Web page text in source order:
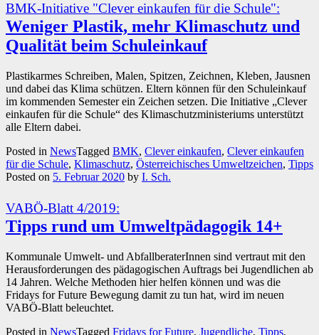
BMK-Initiative "Clever einkaufen für die Schule":
Weniger Plastik, mehr Klimaschutz und
Qualität beim Schuleinkauf
Plastikarmes Schreiben, Malen, Spitzen, Zeichnen, Kleben, Jausnen
und dabei das Klima schützen. Eltern können für den Schuleinkauf
im kommenden Semester ein Zeichen setzen. Die Initiative „Clever
einkaufen für die Schule“ des Klimaschutzministeriums unterstützt
alle Eltern dabei.
Posted in NewsTagged BMK, Clever einkaufen, Clever einkaufen
für die Schule, Klimaschutz, Österreichisches Umweltzeichen, Tipps
Posted on 5. Februar 2020 by I. Sch.
VABÖ-Blatt 4/2019:
Tipps rund um Umweltpädagogik 14+
Kommunale Umwelt- und AbfallberaterInnen sind vertraut mit den
Herausforderungen des pädagogischen Auftrags bei Jugendlichen ab
14 Jahren. Welche Methoden hier helfen können und was die
Fridays for Future Bewegung damit zu tun hat, wird im neuen
VABÖ-Blatt beleuchtet.
Posted in NewsTagged Fridays for Future, Jugendliche, Tipps,